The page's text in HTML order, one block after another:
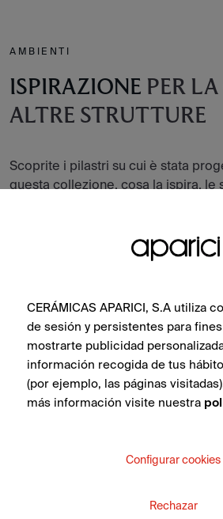
AMBIENTI
ISPIRAZIONE PER
ALTRE STRUTTURE
Scoprite i pilastri su cui è stata
questa collezione, cosa la ispira, le
Ciment Grey Formwork Natural
CERÁMICAS APARICI, S.A utiliza
de sesión y persistentes para
mostrarte publicidad
información recogida de tus
(por ejemplo, las páginas
más información visite nuestra
Configurar cookies
Rechazar